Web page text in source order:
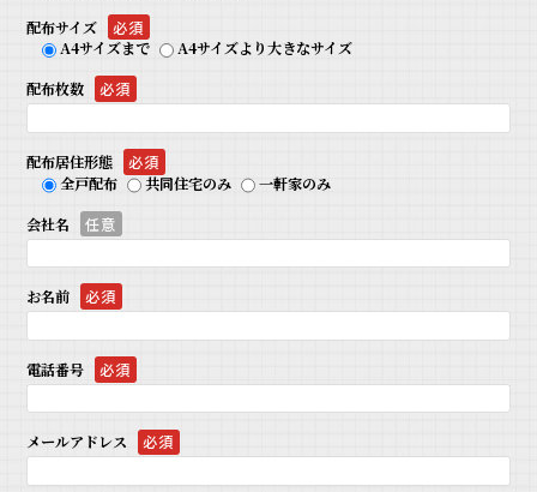
配布サイズ
必須
A4サイズまで
A4サイズより大きなサイズ
配布枚数
必須
配布居住形態 必須
全戸配布 共同住宅のみ
一軒家のみ
会社名
任意
お名前 必須
電話番号 必須
メールアドレス 必須